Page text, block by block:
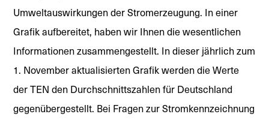
Umweltauswirkungen der Stromerzeugung. In einer
Grafik aufbereitet, haben wir Ihnen die wesentlichen
Informationen zusammengestellt. In dieser jährlich zum
1. November aktualisierten Grafik werden die Werte
der TEN den Durchschnittszahlen für Deutschland
gegenübergestellt. Bei Fragen zur Stromkennzeichnung